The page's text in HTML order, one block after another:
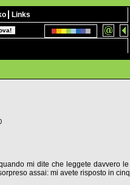
Links
mi dite che leggete davvero
assai: mi avete risposto in